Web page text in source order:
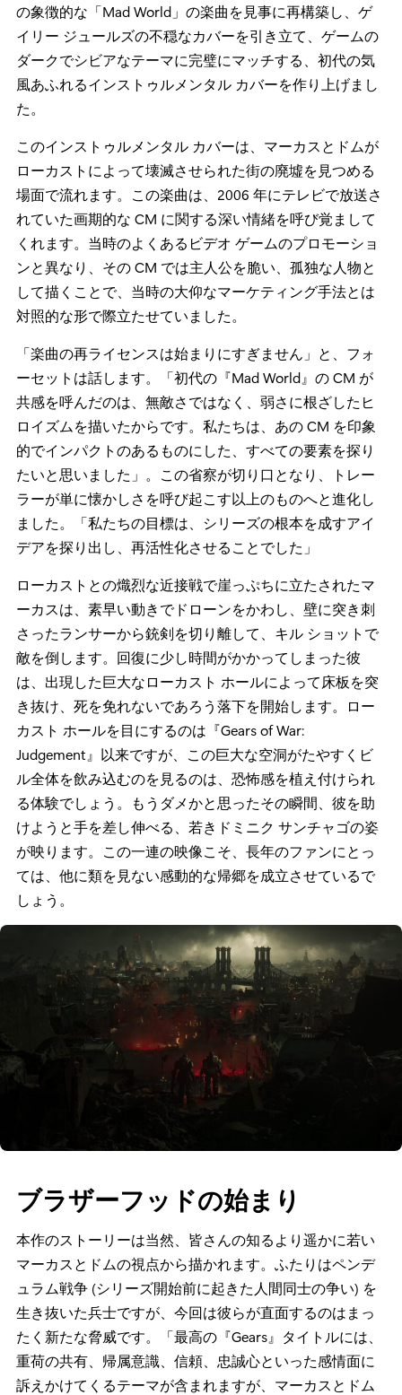
の象徴的な「Mad World」の楽曲を見事に再構築し、ゲ
イリー ジュールズの不穏なカバーを引き立て、ゲームの
ダークでシビアなテーマに完璧にマッチする、初代の気
風あふれるインストゥルメンタル カバーを作り上げまし
た。
このインストゥルメンタル カバーは、マーカスとドムが
ローカストによって壊滅させられた街の廃墟を見つめる
場面で流れます。この楽曲は、2006 年にテレビで放送さ
れていた画期的な CM に関する深い情緒を呼び覚まして
くれます。当時のよくあるビデオ ゲームのプロモーショ
ンと異なり、その CM では主人公を脆い、孤独な人物と
して描くことで、当時の大仰なマーケティング手法とは
対照的な形で際立たせていました。
「楽曲の再ライセンスは始まりにすぎません」と、フォ
ーセットは話します。「初代の『Mad World』の CM が
共感を呼んだのは、無敵さではなく、弱さに根ざしたヒ
ロイズムを描いたからです。私たちは、あの CM を印象
的でインパクトのあるものにした、すべての要素を探り
たいと思いました」。この省察が切り口となり、トレー
ラーが単に懐かしさを呼び起こす以上のものへと進化し
ました。「私たちの目標は、シリーズの根本を成すアイ
デアを探り出し、再活性化させることでした」
ローカストとの熾烈な近接戦で崖っぷちに立たされたマ
ーカスは、素早い動きでドローンをかわし、壁に突き刺
さったランサーから銃剣を切り離して、キル ショットで
敵を倒します。回復に少し時間がかかってしまった彼
は、出現した巨大なローカスト ホールによって床板を突
き抜け、死を免れないであろう落下を開始します。ロー
カスト ホールを目にするのは『Gears of War:
Judgement』以来ですが、この巨大な空洞がたやすくビ
ル全体を飲み込むのを見るのは、恐怖感を植え付けられ
る体験でしょう。もうダメかと思ったその瞬間、彼を助
けようと手を差し伸べる、若きドミニク サンチャゴの姿
が映ります。この一連の映像こそ、長年のファンにとっ
ては、他に類を見ない感動的な帰郷を成立させているで
しょう。
ブラザーフッドの始まり
本作のストーリーは当然、皆さんの知るより遥かに若い
マーカスとドムの視点から描かれます。ふたりはペンデ
ュラム戦争 (シリーズ開始前に起きた人間同士の争い) を
生き抜いた兵士ですが、今回は彼らが直面するのはまっ
たく新たな脅威です。「最高の『Gears』タイトルには、
重荷の共有、帰属意識、信頼、忠誠心といった感情面に
訴えかけてくるテーマが含まれますが、マーカスとドム